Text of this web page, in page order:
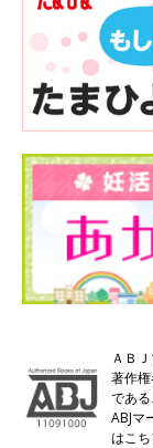
ＡＢ
著作
であ
ABJマ
はこ